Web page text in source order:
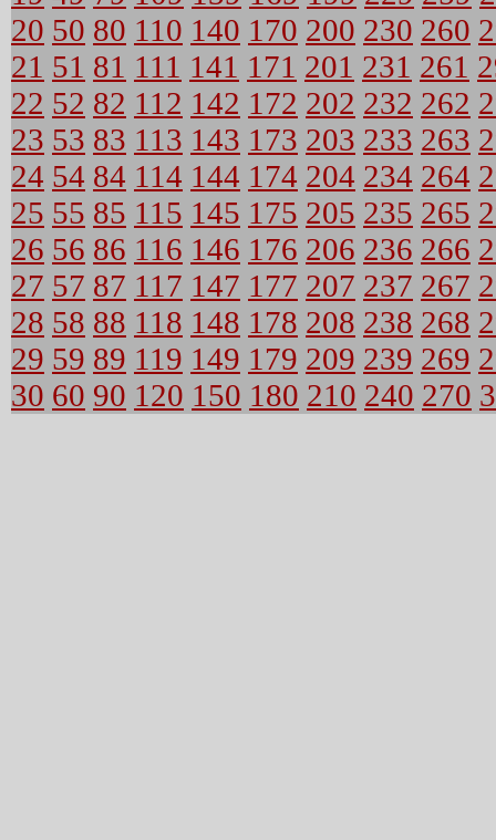
20 50 80 110 140 170 200 230 260
21 51 81 111 141 171 201 231 261
22 52 82 112 142 172 202 232 262
23 53 83 113 143 173 203 233 263
24 54 84 114 144 174 204 234 264
25 55 85 115 145 175 205 235 265
26 56 86 116 146 176 206 236 266
27 57 87 117 147 177 207 237 267
28 58 88 118 148 178 208 238 268
29 59 89 119 149 179 209 239 269
30 60 90 120 150 180 210 240 270